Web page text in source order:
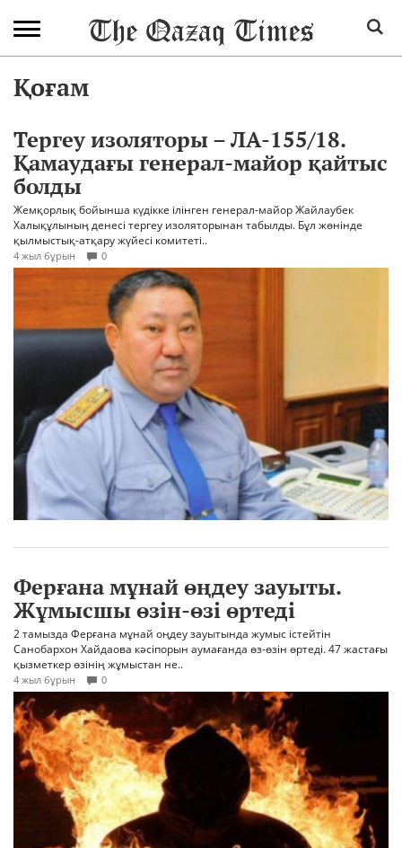
Қоғам
Тергеу изоляторы – ЛА-155/18.
Қамаудағы генерал-майор қайтыс
болды
Жемқорлық бойынша күдікке ілінген генерал-майор Жайлаубек
Халықұлының денесі тергеу изоляторынан табылды. Бұл жөнінде
қылмыстық-атқару жүйесі комитеті..
4 жыл бұрын 0
Ферғана мұнай өңдеу зауыты.
Жұмысшы өзін-өзі өртеді
2 тамызда Ферғана мұнай оңдеу зауытында жумыс істейтін
Санобархон Хайдаова кәсіпорын аумағанда өз-өзін өртеді. 47 жастағы
қызметкер өзінің жұмыстан не..
4 жыл бұрын 0